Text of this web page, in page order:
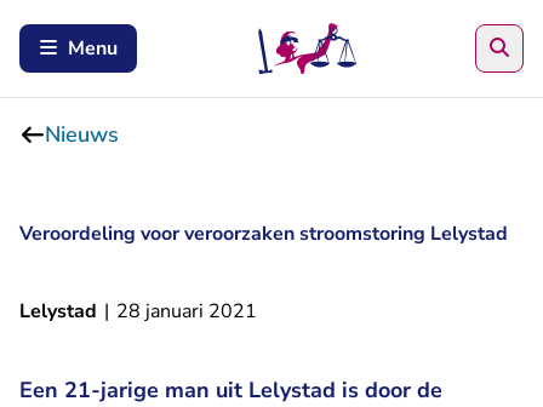
Menu
Nieuws
Veroordeling voor veroorzaken stroomstoring Lelystad
Lelystad | 28 januari 2021
Een 21-jarige man uit Lelystad is door de